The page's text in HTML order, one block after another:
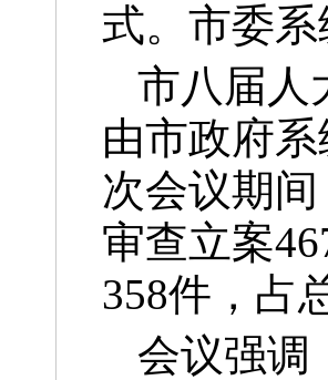
式。市委
市八届人
由市政府
次会议期
审查立案
358件，占
会议强调